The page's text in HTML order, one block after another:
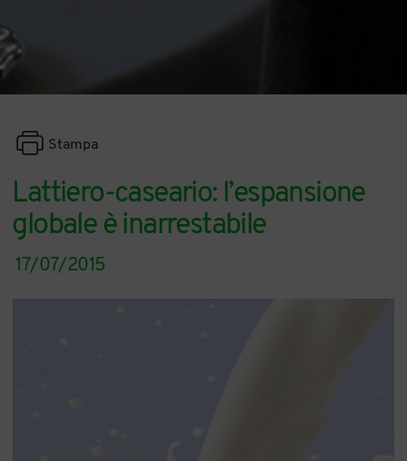
Lattiero-caseario: l’espansione
globale è inarrestabile
Stampa
17/07/2015